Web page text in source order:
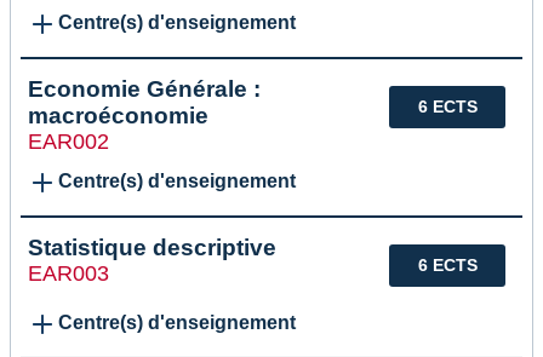
Centre(s) d'enseignement
6 ECTS
Economie Générale :
macroéconomie
EAR002
Centre(s) d'enseignement
6 ECTS
Statistique descriptive
EAR003
Centre(s) d'enseignement